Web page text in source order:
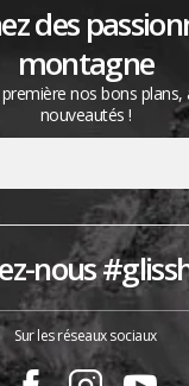
des
montagne
nos bons
nouveautés !
nous
Sur les réseaux sociaux